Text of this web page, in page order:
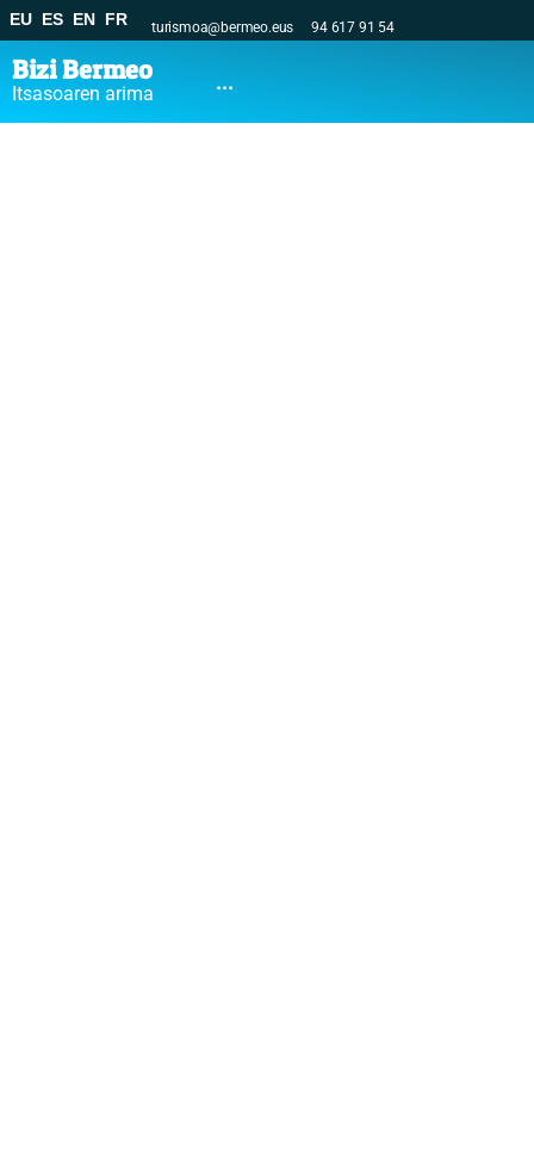
EU ES EN FR turismoa@bermeo.eus 94 617 91 54
Bizi Bermeo
Itsasoaren arima ...